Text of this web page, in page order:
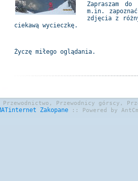
Zapraszam
m.in.
zdjęcia z
ciekawą wycieczkę.
Życzę miłego oglądania.
Przewodnicy górscy,
Zakopane :: Powered by